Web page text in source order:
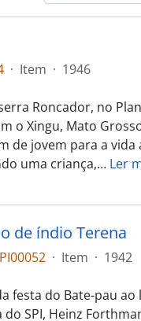
· Item · 1946
Roncador, no
o Xingu, Mato
de jovem para a vida
uma criança,… Ler
de índio Terena
· Item · 1942
festa do Bate-pau ao
SPI, Heinz